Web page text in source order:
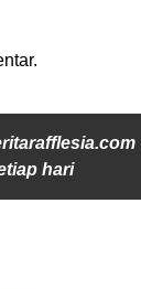
hari